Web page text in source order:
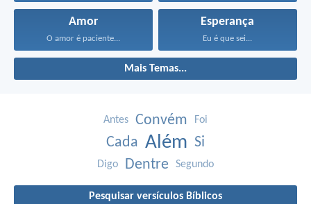
Amor
O amor é paciente...
Esperança
Eu é que sei...
Mais Temas...
Antes Convém Foi
Cada Além Si
Digo Dentre Segundo
Pesquisar versículos Bíblicos